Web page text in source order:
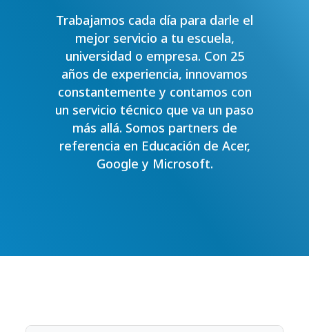
Trabajamos cada día para darle el
mejor servicio a tu escuela,
universidad o empresa. Con 25
años de experiencia, innovamos
constantemente y contamos con
un servicio técnico que va un paso
más allá. Somos partners de
referencia en Educación de Acer,
Google y Microsoft.